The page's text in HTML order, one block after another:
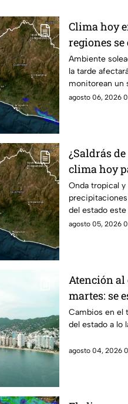
Clima hoy
regiones
Ambiente
la tarde
monitorean un
agosto 06, 2026
¿Saldrás
clima hoy
Onda tropical y
del estado este
agosto 05, 2026
Atención al
martes: se
Cambios en el
del estado a lo
agosto 04, 2026